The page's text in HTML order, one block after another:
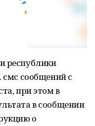
республики
сообщений с
при этом в
в сообщении
о